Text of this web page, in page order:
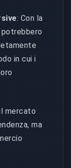
: Con la
in cui i
mercato
ma